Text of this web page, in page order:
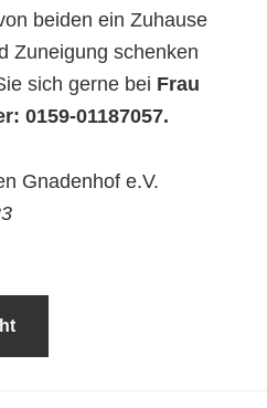
beiden ein Zuhause
Zuneigung schenken
sich gerne bei Frau
0159-01187057.
Gnadenhof e.V.